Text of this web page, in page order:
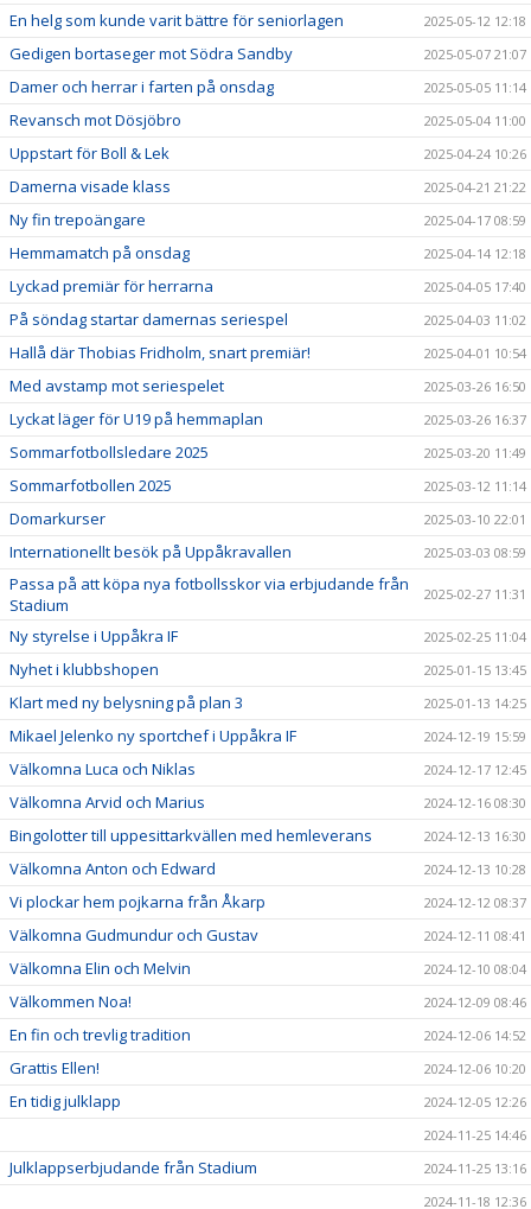
En helg som kunde varit bättre för seniorlagen 2025-05-12 12:18
Gedigen bortaseger mot Södra Sandby 2025-05-07 21:07
Damer och herrar i farten på onsdag 2025-05-05 11:14
Revansch mot Dösjöbro 2025-05-04 11:00
Uppstart för Boll & Lek 2025-04-24 10:26
Damerna visade klass 2025-04-21 21:22
Ny fin trepoängare 2025-04-17 08:59
Hemmamatch på onsdag 2025-04-14 12:18
Lyckad premiär för herrarna 2025-04-05 17:40
På söndag startar damernas seriespel 2025-04-03 11:02
Hallå där Thobias Fridholm, snart premiär! 2025-04-01 10:54
Med avstamp mot seriespelet 2025-03-26 16:50
Lyckat läger för U19 på hemmaplan 2025-03-26 16:37
Sommarfotbollsledare 2025 2025-03-20 11:49
Sommarfotbollen 2025 2025-03-12 11:14
Domarkurser 2025-03-10 22:01
Internationellt besök på Uppåkravallen 2025-03-03 08:59
Passa på att köpa nya fotbollsskor via erbjudande från
Stadium
2025-02-27 11:31
Ny styrelse i Uppåkra IF 2025-02-25 11:04
Nyhet i klubbshopen 2025-01-15 13:45
Klart med ny belysning på plan 3 2025-01-13 14:25
Mikael Jelenko ny sportchef i Uppåkra IF 2024-12-19 15:59
Välkomna Luca och Niklas 2024-12-17 12:45
Välkomna Arvid och Marius 2024-12-16 08:30
Bingolotter till uppesittarkvällen med hemleverans 2024-12-13 16:30
Välkomna Anton och Edward 2024-12-13 10:28
Vi plockar hem pojkarna från Åkarp 2024-12-12 08:37
Välkomna Gudmundur och Gustav 2024-12-11 08:41
Välkomna Elin och Melvin 2024-12-10 08:04
Välkommen Noa! 2024-12-09 08:46
En fin och trevlig tradition 2024-12-06 14:52
Grattis Ellen! 2024-12-06 10:20
En tidig julklapp
2024-12-05 12:26
2024-11-25 14:46
Julklappserbjudande från Stadium
2024-11-25 13:16
2024-11-18 12:36